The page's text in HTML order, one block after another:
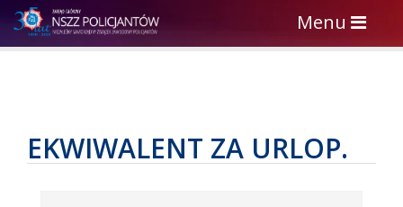
Toggle
navigation
Menu
EKWIWALENT ZA URLOP.